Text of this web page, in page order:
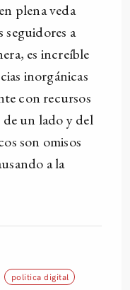
plena veda
seguidores a
es increíble
inorgánicas
con recursos
de un lado y del
son omisos
a la
politica digital